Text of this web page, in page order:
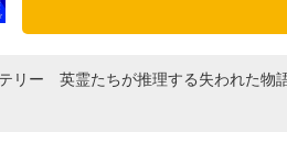
リー 英霊たちが推理する失われた物